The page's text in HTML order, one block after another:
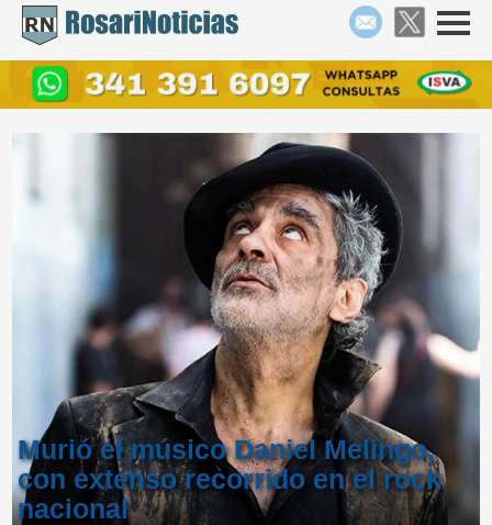
Murió el músico Daniel Melingo,
con extenso recorrido en el rock
nacional